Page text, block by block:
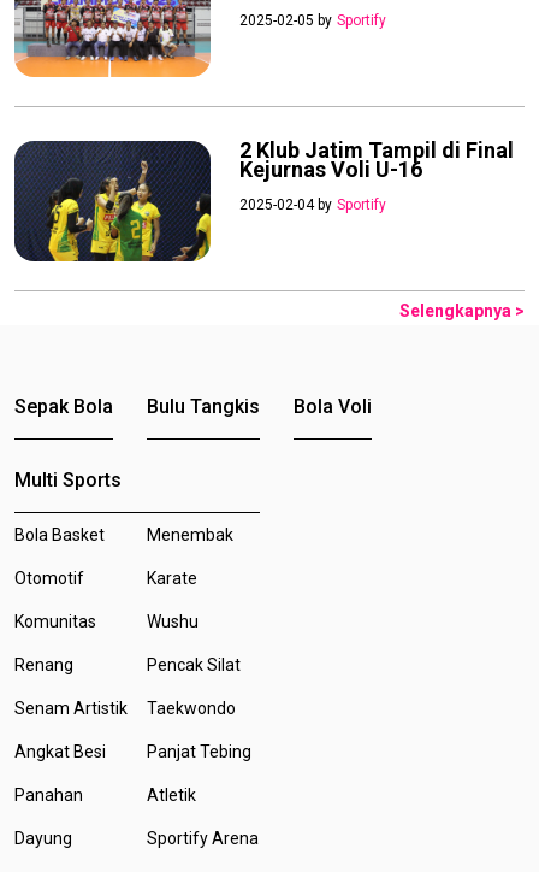
2025-02-05 by Sportify
2 Klub Jatim Tampil di Final
Kejurnas Voli U-16
2025-02-04 by Sportify
Selengkapnya >
Sepak Bola Bulu Tangkis Bola Voli
Multi Sports
Bola Basket
Otomotif
Komunitas
Renang
Senam Artistik
Angkat Besi
Panahan
Dayung
Menembak
Karate
Wushu
Pencak Silat
Taekwondo
Panjat Tebing
Atletik
Sportify Arena